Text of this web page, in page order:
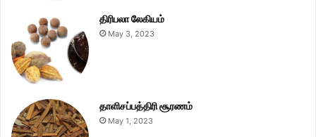
திரிபலா லேகியம்
May 3, 2023
தாளிசப்பத்திரி சூரணம்
May 1, 2023